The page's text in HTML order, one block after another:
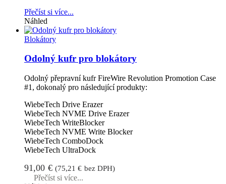
Přečíst si více...
Náhled
Blokátory
Odolný kufr pro blokátory
Odolný přepravní kufr FireWire Revolution Promotion Case
#1, dokonalý pro následující produkty:
WiebeTech Drive Erazer
WiebeTech NVME Drive Erazer
WiebeTech WriteBlocker
WiebeTech NVME Write Blocker
WiebeTech ComboDock
WiebeTech UltraDock
91,00 € (75,21€ bez DPH)
Přečíst si více...